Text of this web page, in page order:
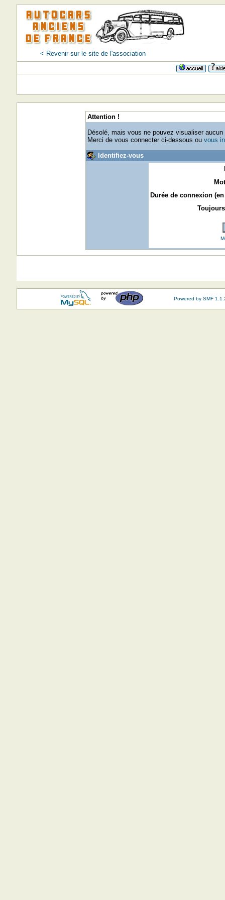
< Revenir sur le site de l'association
Attention !
Désolé, mais vous ne pouvez visualiser aucun
Merci de vous connecter ci-dessous ou vous
Identifiez-vous
Durée de connexion
Powered by SMF